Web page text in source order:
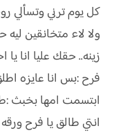
كل يوم ترني وتسألي
ولا لاء متخانقين
زينه.. حقك عليا انا
فرح :بس انا عايزه
ابتسمت امها بخبث
انتي طالق يا فرح